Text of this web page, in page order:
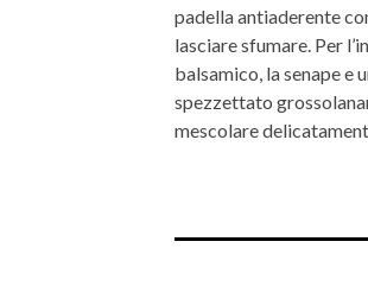
padella antiaderente
lasciare sfumare. Per
balsamico, la senape e
spezzettato
mescolare